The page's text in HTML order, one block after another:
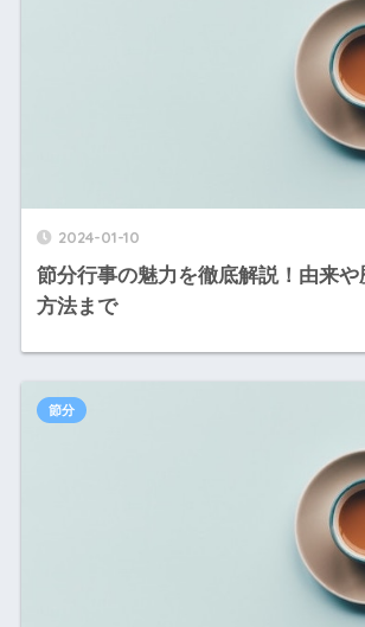
2024-01-10
節分行事の魅力を徹底解説！由来
方法まで
節分